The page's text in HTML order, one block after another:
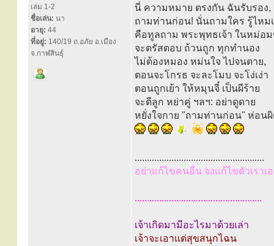
เล่ม 1-2
ชื่อเล่น: นา
อายุ: 44
ที่อยู่: 140/19 ถ.อภัย อ.เมือง
จ.กาฬสินธุ์
นี่ ความหมาย ตรงกัน ฉันรับรอง,
ถามท่านก่อน! นั่นถามใคร รู้ไหม
คือทูลถาม พระพุทธเจ้า ในหม่อ
จะตรัสตอบ ถ้วนถูก ทุกทำนอง
ไม่ต้องหมอง หม่นใจ ไปจนตาย,
ตอนจะโกรธ จะละโมบ จะโง่เง่า
ตอนถูกเย้า ให้หมุนจี๋ เป็นผีร้าย
จะตีลูก หย่าคู่ ฯลฯ: อย่าดูดาย
หยั่งใจกาย "ถามท่านก่อน" ห่อนผิ
.....................................................
อย่าแก้ไขคนอื่น จงแก้ไขตัวเราเ
....................................................
เจ้าเกิดมามีอะไรมาด้วยเล่า
เจ้าจะเอาแต่สุขสนุกไฉน